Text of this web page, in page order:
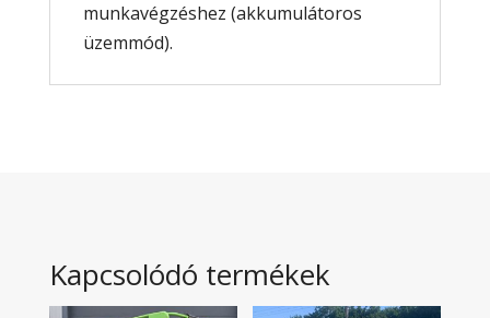
munkavégzéshez (akkumulátoros
üzemmód).
Kapcsolódó termékek